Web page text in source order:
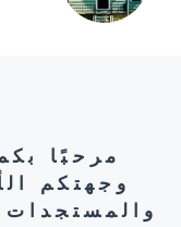
مرحبًا
وجهتكم